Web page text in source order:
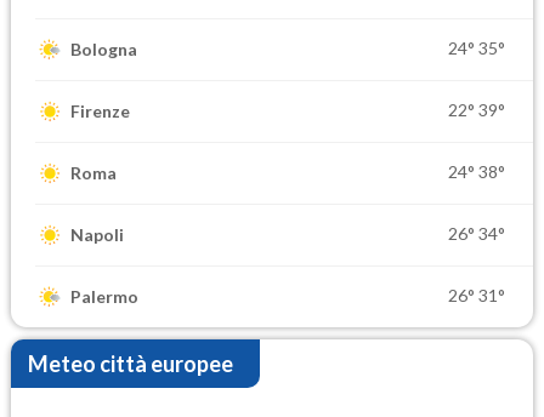
Bologna 24° 35°
Firenze 22° 39°
Roma 24° 38°
Napoli 26° 34°
Palermo 26° 31°
Meteo città europee